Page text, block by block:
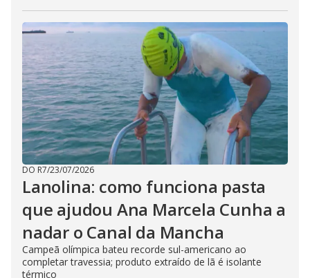
DO R7/23/07/2026
Lanolina: como funciona pasta
que ajudou Ana Marcela Cunha a
nadar o Canal da Mancha
Campeã olímpica bateu recorde sul-americano ao
completar travessia; produto extraído de lã é isolante
térmico